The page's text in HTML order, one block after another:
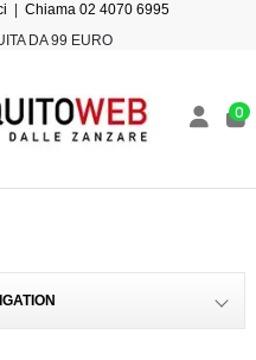
Chiama 02 4070 6995
DA 99 EURO
0